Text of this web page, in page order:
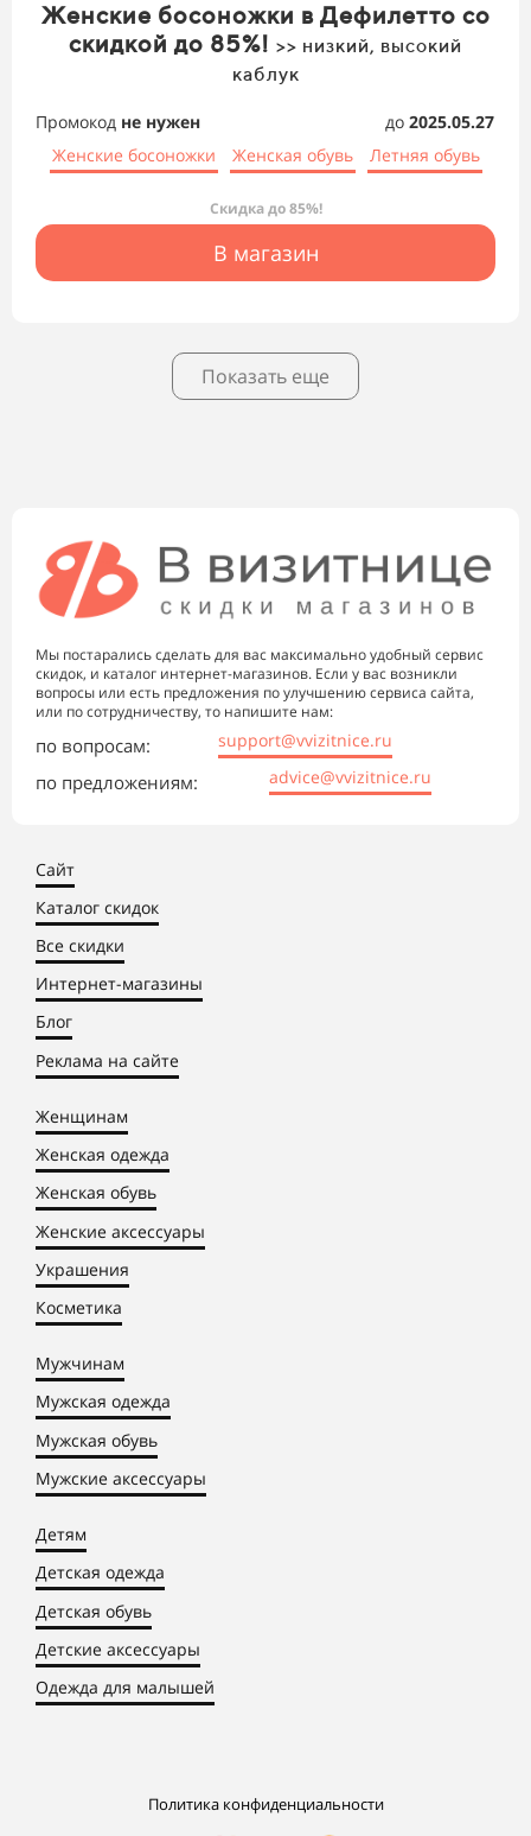
Женские босоножки в Дефилетто со
скидкой до 85%! >> низкий, высокий
каблук
Промокод не нужен до 2025.05.27
Женские босоножки
Женская обувь Летняя обувь
Скидка до 85%!
В магазин
Показать еще
Мы постарались сделать для вас максимально удобный сервис
скидок, и каталог интернет-магазинов. Если у вас возникли
вопросы или есть предложения по улучшению сервиса сайта,
или по сотрудничеству, то напишите нам:
по вопросам: support@vvizitnice.ru
по предложениям: advice@vvizitnice.ru
Сайт
Каталог скидок
Все скидки
Интернет-магазины
Блог
Реклама на сайте
Женщинам
Женская одежда
Женская обувь
Женские аксессуары
Украшения
Косметика
Мужчинам
Мужская одежда
Мужская обувь
Мужские аксессуары
Детям
Детская одежда
Детская обувь
Детские аксессуары
Одежда для малышей
Политика конфиденциальности